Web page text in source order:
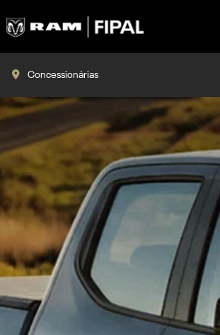
Concessionárias